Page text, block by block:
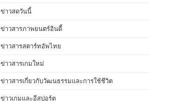
ข่าวสดวันนี้
ข่าวสารภาพยนตร์อินดี้
ข่าวสารสตาร์ทอัพไทย
ข่าวสารเกมใหม่
ข่าวสารเกี่ยวกับวัฒนธรรมและการใช้ชีวิต
ข่าวเกมและอีสปอร์ต